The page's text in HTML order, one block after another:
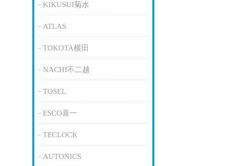
KIKUSUI菊水
ATLAS
TOKOTA横田
NACHI不二越
TOSEL
ESCO喜一
TECLOCK
AUTONICS